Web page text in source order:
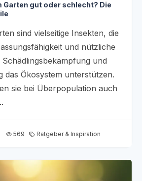
Garten gut oder schlecht? Die
sind vielseitige Insekten, die
und nützliche
und
das Ökosystem unterstützen.
sie bei Überpopulation auch
569 Ratgeber & Inspiration